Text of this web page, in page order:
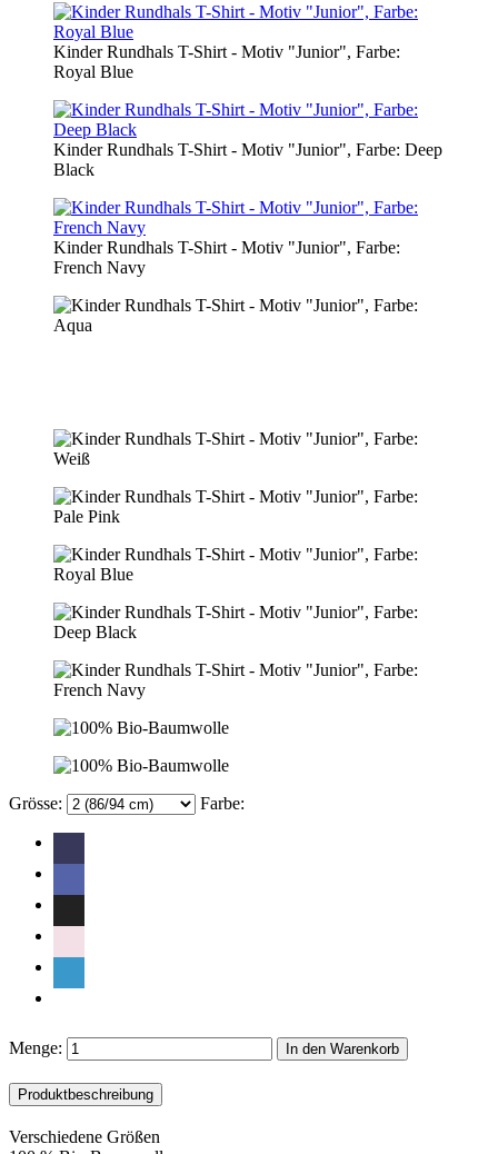
Kinder Rundhals T-Shirt - Motiv "Junior", Farbe:
Royal Blue
Kinder Rundhals T-Shirt - Motiv "Junior", Farbe: Deep
Black
Kinder Rundhals T-Shirt - Motiv "Junior", Farbe:
French Navy
Grösse: Farbe:
Menge: In den Warenkorb
Produktbeschreibung
Verschiedene Größen